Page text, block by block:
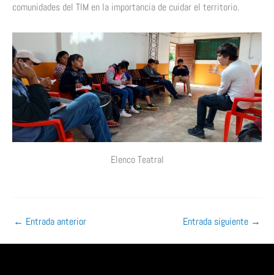
comunidades del TIM en la importancia de cuidar el territorio.
Elenco Teatral
← Entrada anterior Entrada siguiente →